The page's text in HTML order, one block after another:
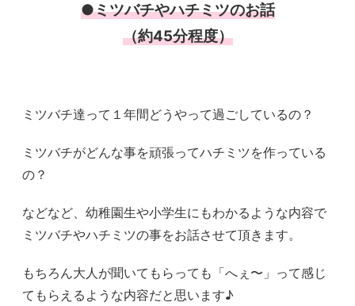
●ミツバチやハチミツのお話
（約45分程度）
ミツバチ達って１年間どうやって過ごしているの？
ミツバチがどんな事を頑張ってハチミツを作っている
の？
などなど、幼稚園生や小学生にもわかるような内容で
ミツバチやハチミツの事をお話させて頂きます。
もちろん大人が聞いてもらっても「へぇ〜」って感じ
てもらえるような内容だと思います♪